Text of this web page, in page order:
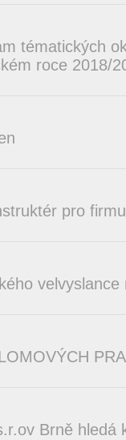
tématických
roce 2018/
pro
velvyslance
Brně hledá